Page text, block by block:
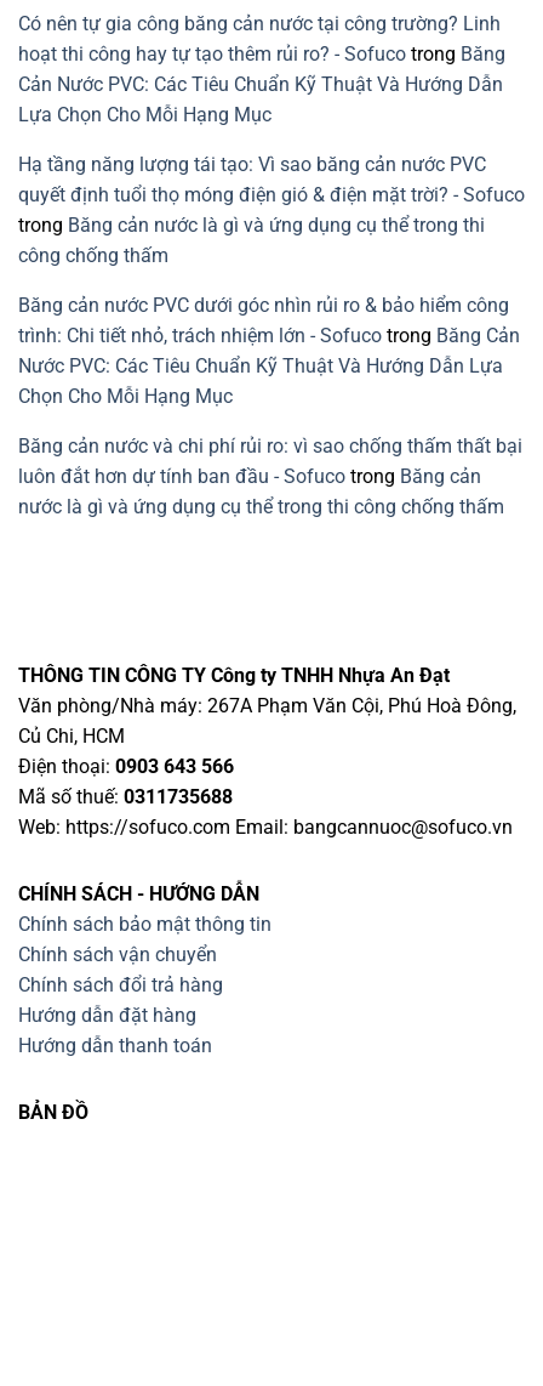
lắp
băng
cản
nước
PVC
Có nên tự gia công băng cản nước tại công trường? Linh
hoạt thi công hay tự tạo thêm rủi ro? - Sofuco trong Băng
Cản Nước PVC: Các Tiêu Chuẩn Kỹ Thuật Và Hướng Dẫn
Lựa Chọn Cho Mỗi Hạng Mục
Hạ tầng năng lượng tái tạo: Vì sao băng cản nước PVC
quyết định tuổi thọ móng điện gió & điện mặt trời? - Sofuco
trong Băng cản nước là gì và ứng dụng cụ thể trong thi
công chống thấm
Băng cản nước PVC dưới góc nhìn rủi ro & bảo hiểm công
trình: Chi tiết nhỏ, trách nhiệm lớn - Sofuco trong Băng Cản
Nước PVC: Các Tiêu Chuẩn Kỹ Thuật Và Hướng Dẫn Lựa
Chọn Cho Mỗi Hạng Mục
Băng cản nước và chi phí rủi ro: vì sao chống thấm thất bại
luôn đắt hơn dự tính ban đầu - Sofuco trong Băng cản
nước là gì và ứng dụng cụ thể trong thi công chống thấm
THÔNG TIN CÔNG TY Công ty TNHH Nhựa An Đạt
Văn phòng/Nhà máy: 267A Phạm Văn Cội, Phú Hoà Đông,
Củ Chi, HCM
Điện thoại: 0903 643 566
Mã số thuế: 0311735688
Web: https://sofuco.com Email: bangcannuoc@sofuco.vn
CHÍNH SÁCH - HƯỚNG DẪN
Chính sách bảo mật thông tin
Chính sách vận chuyển
Chính sách đổi trả hàng
Hướng dẫn đặt hàng
Hướng dẫn thanh toán
BẢN ĐỒ